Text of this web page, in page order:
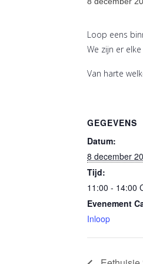
Loop eens
We zijn er
Van harte
GEGEVENS
Datum:
8 december
Tijd:
11:00 - 14:00
Evenement
Inloop